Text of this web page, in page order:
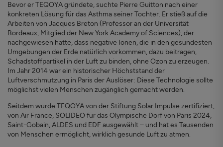
Bevor er TEQOYA gründete, suchte Pierre Guitton nach einer
konkreten Lösung für das Asthma seiner Tochter. Er stieß auf die
Arbeiten von Jacques Breton (Professor an der Universität
Bordeaux, Mitglied der New York Academy of Sciences), der
nachgewiesen hatte, dass negative Ionen, die in den gesündesten
Umgebungen der Erde natürlich vorkommen, dazu beitragen,
Schadstoffpartikel in der Luft zu binden, ohne Ozon zu erzeugen.
Im Jahr 2014 war ein historischer Höchststand der
Luftverschmutzung in Paris der Auslöser: Diese Technologie sollte
möglichst vielen Menschen zugänglich gemacht werden.
Seitdem wurde TEQOYA von der Stiftung Solar Impulse zertifiziert,
von Air France, SOLIDEO für das Olympische Dorf von Paris 2024,
Saint-Gobain, ALDES und EDF ausgewählt – und hat es Tausenden
von Menschen ermöglicht, wirklich gesunde Luft zu atmen.